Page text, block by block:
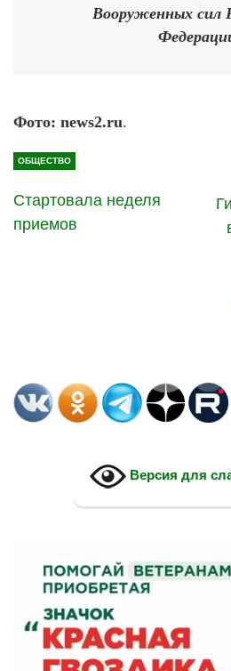
Вооруженных сил
Фото: news2.ru.
ОБЩЕСТВО
Стартовала неделя
приемов
Версия для